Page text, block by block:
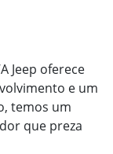
Jeep oferece
e um
temos um
que preza